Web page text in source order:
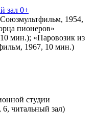
зал 0+
1954,
пионеров»
мин.); «Паровозик из
1967, 10 мин.)
студии
читальный зал)